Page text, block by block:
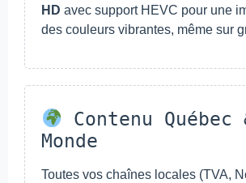
HD avec support HEVC pour une
des couleurs vibrantes, même sur
Contenu Québec
Monde
Toutes vos chaînes locales (TVA,